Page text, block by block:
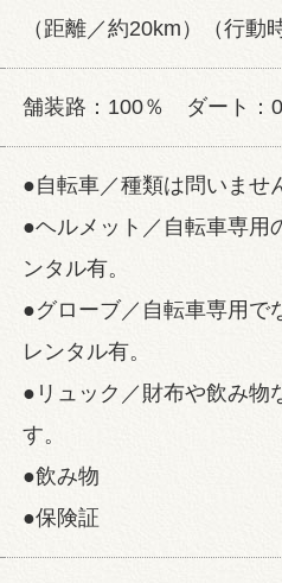
（距離／約20km）（行動
舗装路：100％ ダート：
●自転車／種類は問いませ
●ヘルメット／自転車専用
ンタル有。
●グローブ／自転車専用で
レンタル有。
●リュック／財布や飲み物
す。
●飲み物
●保険証